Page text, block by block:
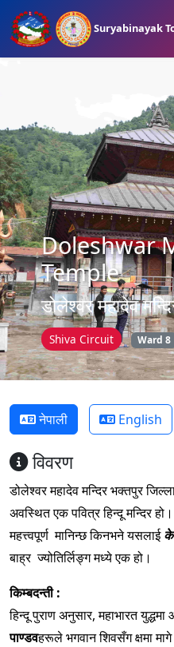
Suryabinayak
Doleshwar
Temple
डोलेश्वर महादेव
Shiva Circuit Ward 8
नेपाली English
विवरण
डोलेश्वर महादेव मन्दिर भक्तपुर
अवस्थित एक पवित्र हिन्दू मन्दिर हो।
महत्त्वपूर्ण मानिन्छ किनभने यसलाई
बाह्र ज्योतिर्लिङ्ग मध्ये एक हो।
किम्बदन्ती :
हिन्दू पुराण अनुसार, महाभारत
पाण्डवहरूले भगवान शिवसँग क्षमा